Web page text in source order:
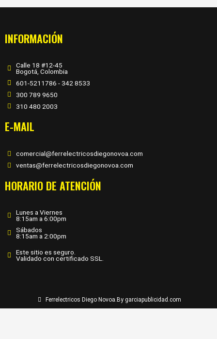
INFORMACIÓN
Calle 18 #12-45
Bogotá, Colombia
601-5211786 - 342 8533
300 789 9650
310 480 2003
E-MAIL
comercial@ferrelectricosdiegonovoa.com
ventas@ferrelectricosdiegonovoa.com
HORARIO DE ATENCIÓN
Lunes a Viernes
8:15am a 6:00pm
Sábados
8:15am a 2:00pm
Este sitio es seguro.
Validado con certificado SSL.
Ferrelectricos Diego Novoa. By garciapublicidad.com